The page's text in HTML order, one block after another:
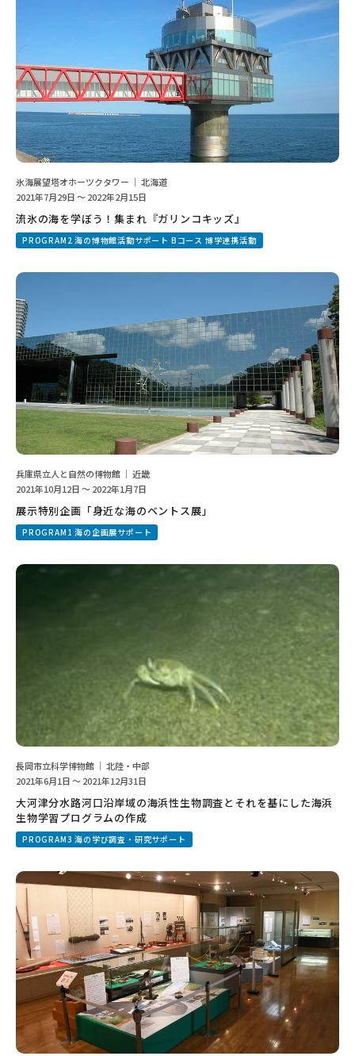
氷海展望塔オホーツクタワー ｜ 北海道
2021年7月29日 ～ 2022年2月15日
流氷の海を学ぼう！集まれ『ガリンコキッズ』
PROGRAM2 海の博物館活動サポート Bコース 博学連携活動
兵庫県立人と自然の博物館 ｜ 近畿
2021年10月12日 ～ 2022年1月7日
展示特別企画「身近な海のベントス展」
PROGRAM1 海の企画展サポート
長岡市立科学博物館 ｜ 北陸・中部
2021年6月1日 ～ 2021年12月31日
大河津分水路河口沿岸域の海浜性生物調査とそれを基にした海浜
生物学習プログラムの作成
PROGRAM3 海の学び調査・研究サポート